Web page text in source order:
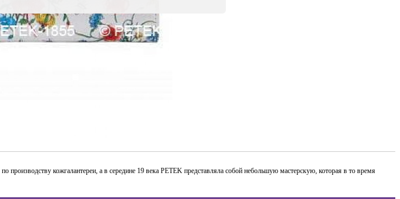
производству кожгалантереи, а в середине 19 века PETEK представляла собой небольшую мастерскую, которая в то время